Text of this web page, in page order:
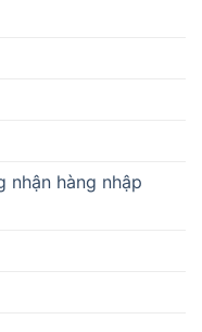
nhận hàng nhập